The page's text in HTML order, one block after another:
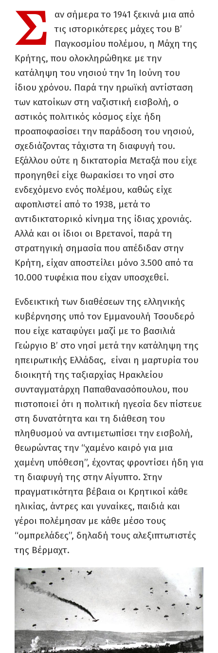
Σ
αν σήμερα το 1941 ξεκινά μια από
τις ιστορικότερες μάχες του Β’
Παγκοσμίου πολέμου, η Μάχη της
Κρήτης, που ολοκληρώθηκε με την
κατάληψη του νησιού την 1η Ιούνη του
ίδιου χρόνου. Παρά την ηρωϊκή αντίσταση
των κατοίκων στη ναζιστική εισβολή, ο
αστικός πολιτικός κόσμος είχε ήδη
προαποφασίσει την παράδοση του νησιού,
σχεδιάζοντας τάχιστα τη διαφυγή του.
Εξάλλου ούτε η δικτατορία Μεταξά που είχε
προηγηθεί είχε θωρακίσει το νησί στο
ενδεχόμενο ενός πολέμου, καθώς είχε
αφοπλιστεί από το 1938, μετά το
αντιδικτατορικό κίνημα της ίδιας χρονιάς.
Αλλά και οι ίδιοι οι Βρετανοί, παρά τη
στρατηγική σημασία που απέδιδαν στην
Κρήτη, είχαν αποστείλει μόνο 3.500 από τα
10.000 τυφέκια που είχαν υποσχεθεί.
Ενδεικτική των διαθέσεων της ελληνικής
κυβέρνησης υπό τον Εμμανουλή Τσουδερό
που είχε καταφύγει μαζί με το βασιλιά
Γεώργιο Β’ στο νησί μετά την κατάληψη της
ηπειρωτικής Ελλάδας, είναι η μαρτυρία του
διοικητή της ταξιαρχίας Ηρακλείου
συνταγματάρχη Παπαθανασόπουλου, που
πιστοποιεί ότι η πολιτική ηγεσία δεν πίστευε
στη δυνατότητα και τη διάθεση του
πληθυσμού να αντιμετωπίσει την εισβολή,
θεωρώντας την “χαμένο καιρό για μια
χαμένη υπόθεση”, έχοντας φροντίσει ήδη για
τη διαφυγή της στην Αίγυπτο. Στην
πραγματικότητα βέβαια οι Κρητικοί κάθε
ηλικίας, άντρες και γυναίκες, παιδιά και
γέροι πολέμησαν με κάθε μέσο τους
“ομπρελάδες”, δηλαδή τους αλεξιπτωτιστές
της Βέρμαχτ.